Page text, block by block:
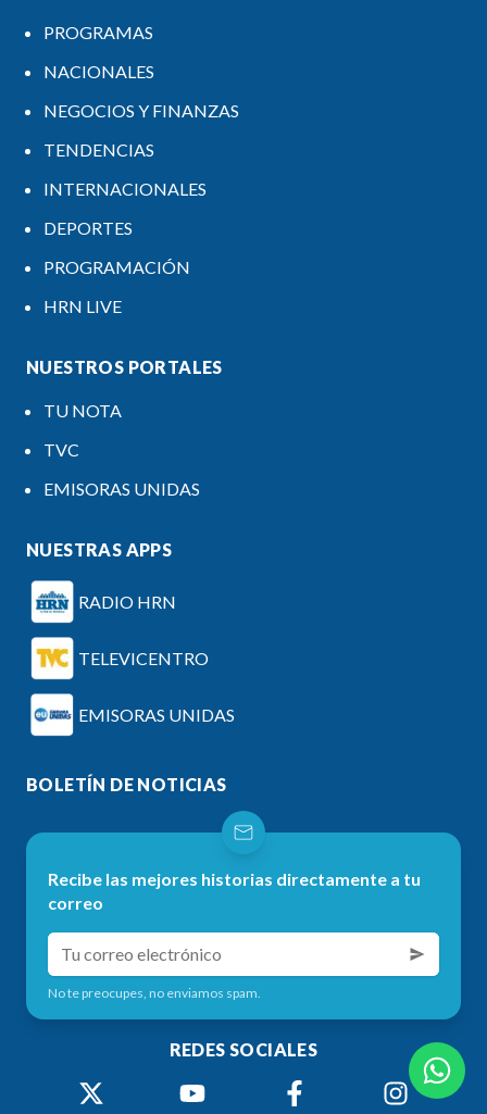
PROGRAMAS
NACIONALES
NEGOCIOS Y FINANZAS
TENDENCIAS
INTERNACIONALES
DEPORTES
PROGRAMACIÓN
HRN LIVE
NUESTROS PORTALES
TU NOTA
TVC
EMISORAS UNIDAS
NUESTRAS APPS
RADIO HRN
TELEVICENTRO
EMISORAS UNIDAS
BOLETÍN DE NOTICIAS
Recibe las mejores historias directamente a tu
correo
No te preocupes, no enviamos spam.
REDES SOCIALES